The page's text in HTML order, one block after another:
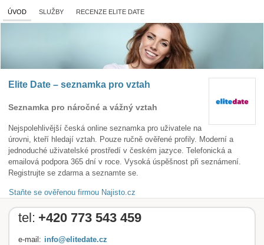
ÚVOD SLUŽBY RECENZE ELITE DATE
Elite Date – seznamka pro vztah
Seznamka pro náročné a vážný vztah
Nejspolehlivější česká online seznamka pro uživatele na
úrovni, kteří hledají vztah. Pouze ručně ověřené profily. Moderní a
jednoduché uživatelské prostředí v českém jazyce. Telefonická a
emailová podpora 365 dní v roce. Vysoká úspěšnost při seznámení.
Registrujte se zdarma a seznamte se.
Staňte se ověřenou firmou Najisto.cz
tel: +420 773 543 459
e-mail: info@elitedate.cz